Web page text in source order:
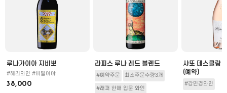
루나가이아 지비뽀
#혜리와인 #비밀이야
38,000
라피스 루나 레드 블렌드
#예약주문 최소주문수량3개
#래퍼 한해 입문 와인
샤또 데스클랑
(예약)
#강민경와인